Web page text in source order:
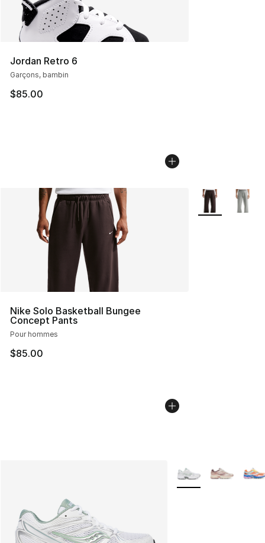
Jordan Retro 6
Garçons, bambin
$85.00
Nike Solo Basketball Bungee
Concept Pants
Pour hommes
$85.00
Plus de
Plus de couleurs